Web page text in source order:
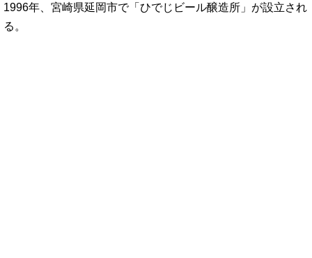
1996年、宮崎県延岡市で「ひでじビール醸造所」が設立され
る。